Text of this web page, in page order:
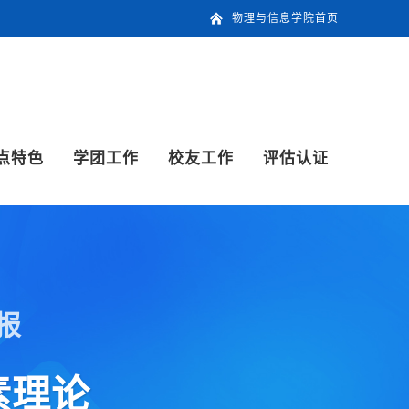
物理与信息学院首页
特色 学团工作 校友工作 评估认证
理论